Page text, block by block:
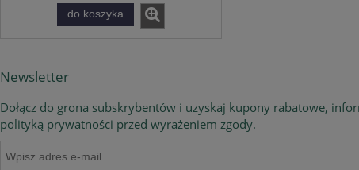
do koszyka
Newsletter
Dołącz do grona subskrybentów i uzyskaj kupony rabatowe,
polityką prywatności przed wyrażeniem zgody.